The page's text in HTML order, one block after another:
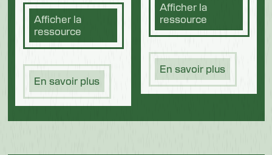
Afficher la
ressource
En savoir plus
Afficher la
ressource
En savoir plus